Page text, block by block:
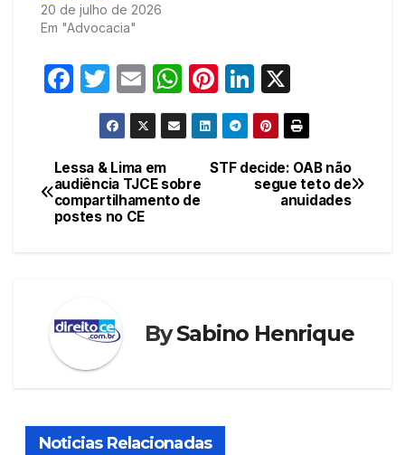
20 de julho de 2026
Em "Advocacia"
F
e
b
o
T
w
itt
er
E
m
ail
W
h
at
A
Pi
nt
er
e
Li
n
k
e
dI
Navegação
de
STF decide: OAB não
segue teto de
anuidades
Lessa & Lima em
audiência TJCE sobre
compartilhamento de
postes no CE
BySabino Henrique
Noticias Relacionadas